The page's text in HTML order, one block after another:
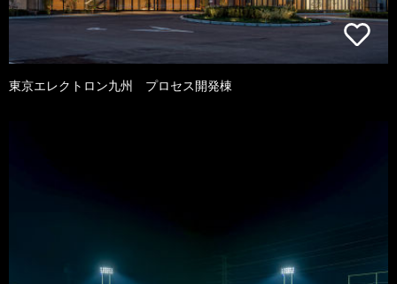
東京エレクトロン九州 プロセス開発棟